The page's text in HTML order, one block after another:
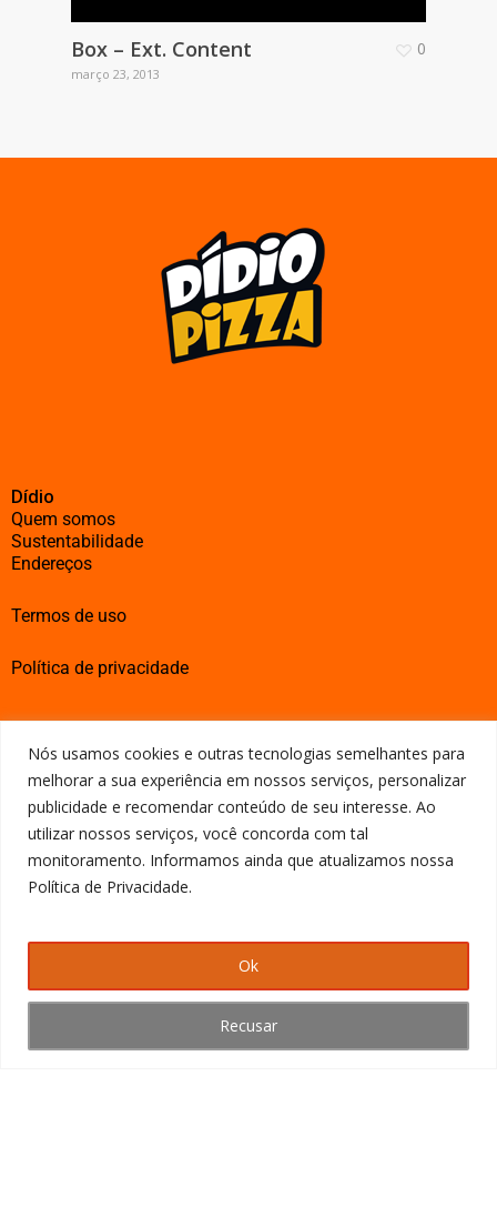
Nós usamos cookies e outras tecnologias semelhantes para
melhorar a sua experiência em nossos serviços, personalizar
publicidade e recomendar conteúdo de seu interesse. Ao
utilizar nossos serviços, você concorda com tal
monitoramento. Informamos ainda que atualizamos nossa
Política de Privacidade.
Recusar
Ok
Box – Ext. Content
março 23, 2013
0
Dídio
Quem somos
Sustentabilidade
Endereços
Termos de uso
Política de privacidade
Cardápio
Massas de pizza
Pizzas Clássicas
Pizzas Especiais
Pizzas Leves
Sobremesas
Bebidas
DIA D